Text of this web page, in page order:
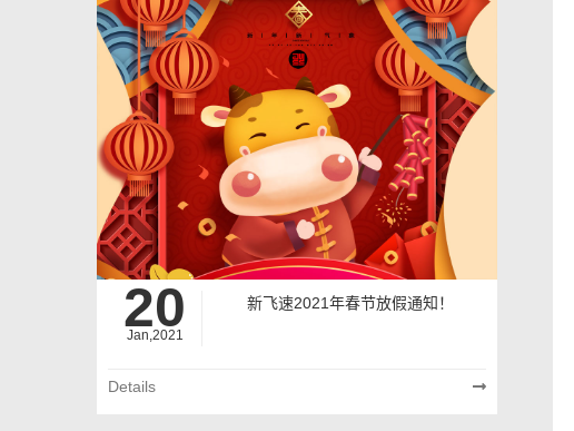
20
Jan,2021
新飞速2021年春节放假通知！
Details